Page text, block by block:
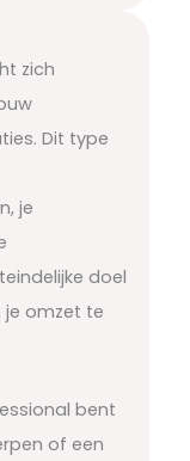
zich
Dit type
je
doel
je omzet te
bent
of een